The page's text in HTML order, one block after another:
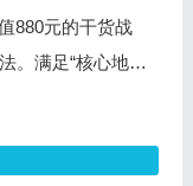
880元的干货战
。满足“​核心地
没有比它更高的
即可!否则不能放